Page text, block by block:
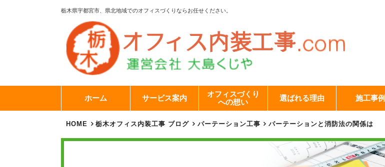
栃木県宇都宮市、県北地域でのオフィスづくりならお任せください。
ホーム サービス案内
オフィスづくり
への想い
選ばれる理由 施工事例
HOME 栃木オフィス内装工事 ブログ パーテーション工事 パーテーションと消防法の関係は